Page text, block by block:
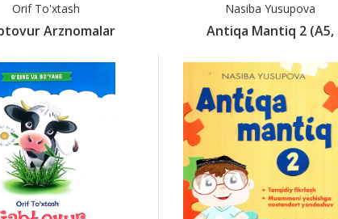
Orif To'xtash
Arznomalar
Nasiba Yusupova
Antiqa Mantiq 2 (А5,